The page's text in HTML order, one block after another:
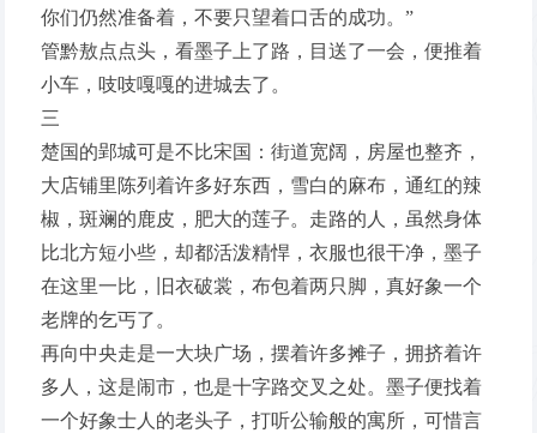
你们仍然准备着，不要只望着口舌的成功。”
管黔敖点点头，看墨子上了路，目送了一会，便推着
小车，吱吱嘎嘎的进城去了。
三
楚国的郢城可是不比宋国：街道宽阔，房屋也整齐，
大店铺里陈列着许多好东西，雪白的麻布，通红的辣
椒，斑斓的鹿皮，肥大的莲子。走路的人，虽然身体
比北方短小些，却都活泼精悍，衣服也很干净，墨子
在这里一比，旧衣破裳，布包着两只脚，真好象一个
老牌的乞丐了。
再向中央走是一大块广场，摆着许多摊子，拥挤着许
多人，这是闹市，也是十字路交叉之处。墨子便找着
一个好象士人的老头子，打听公输般的寓所，可惜言